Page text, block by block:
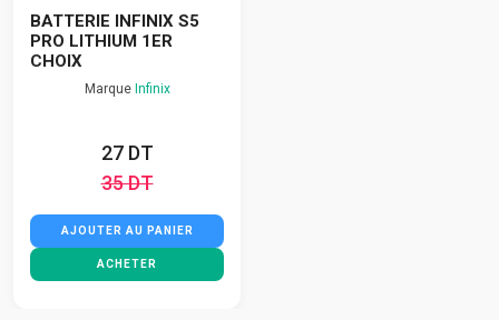
BATTERIE INFINIX S5
PRO LITHIUM 1ER
CHOIX
Marque Infinix
27 DT
35 DT
AJOUTER AU PANIER
ACHETER